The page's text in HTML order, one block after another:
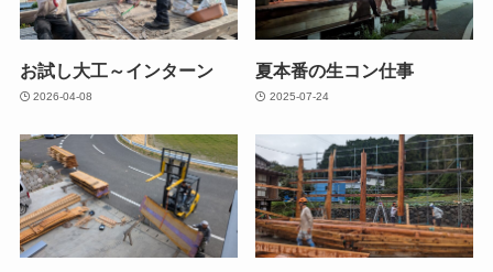
お試し大工～インターン
2026-04-08
夏本番の生コン仕事
2025-07-24